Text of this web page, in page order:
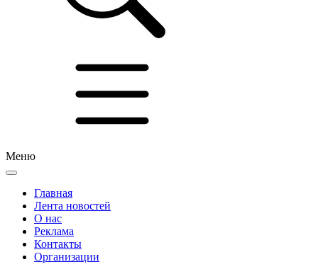
Меню
Главная
Лента новостей
О нас
Реклама
Контакты
Организации